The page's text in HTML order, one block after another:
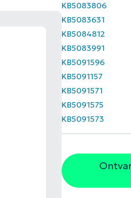
KB5083806
KB5083631
KB5084812
KB5083991
KB5091596
KB5091157
KB5091571
KB5091575
KB5091573